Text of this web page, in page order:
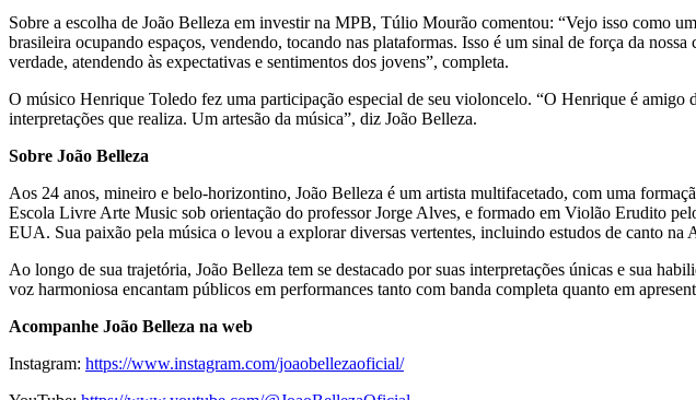
Sobre a escolha de João Belleza em investir na MPB, Túlio Mourão comentou: “Vejo isso como
brasileira ocupando espaços, vendendo, tocando nas plataformas. Isso é um sinal de força da
verdade, atendendo às expectativas e sentimentos dos jovens”, completa.
O músico Henrique Toledo fez uma participação especial de seu violoncelo. “O Henrique é
interpretações que realiza. Um artesão da música”, diz João Belleza.
Sobre João Belleza
Aos 24 anos, mineiro e belo-horizontino, João Belleza é um artista multifacetado, com uma
Escola Livre Arte Music sob orientação do professor Jorge Alves, e formado em Violão Erudito
EUA. Sua paixão pela música o levou a explorar diversas vertentes, incluindo estudos de canto
Ao longo de sua trajetória, João Belleza tem se destacado por suas interpretações únicas e sua
voz harmoniosa encantam públicos em performances tanto com banda completa quanto em
Acompanhe João Belleza na web
Instagram: https://www.instagram.com/joaobellezaoficial/